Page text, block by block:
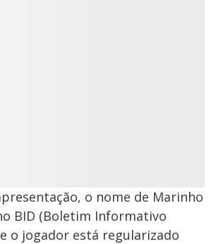
o nome de Marinho
BID (Boletim Informativo
o jogador está regularizado